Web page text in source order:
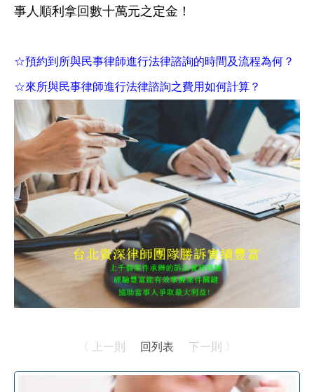
事人順利拿回數十萬元之定金！
☆預約到所與民事律師進行法律諮詢的時間及流程為何？
☆來所與民事律師進行法律諮詢之費用如何計算？
〈 上一則 回列表 下一則 〉